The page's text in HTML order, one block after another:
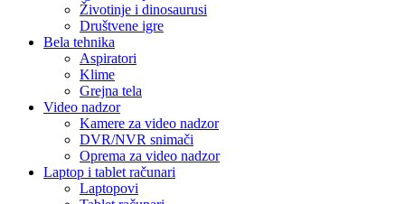
Životinje i dinosaurusi
Društvene igre
Bela tehnika
Aspiratori
Klime
Grejna tela
Video nadzor
Kamere za video nadzor
DVR/NVR snimači
Oprema za video nadzor
Laptop i tablet računari
Laptopovi